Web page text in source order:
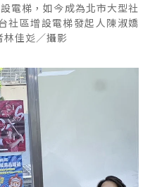
電梯，如今成為北市大型社
社區增設電梯發起人陳淑嬌
林佳彣／攝影